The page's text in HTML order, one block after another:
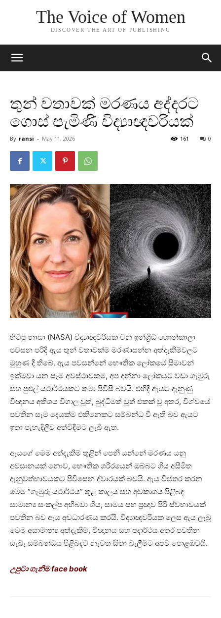
The Voice of Women
DISCOVER THE ART OF PUBLISHING
තුන් වතාවක් මරණය අද්දරට
ගොස් පැමිණි විද්‍යාඥවරියක්
By ransi - May 11, 2026 0
161
හිටපු නාසා (NASA) විද්‍යාඥවරියක වන ඉන්ග්‍රිඩ් හොන්කාලා
පවසන පරිදි ඇය තුන් වතාවක්ම මරණාසන්න අත්දැකීම්වලට
මුහුණ දී තිබේ. ඇය පවසන්නේ භෞතික ලෝකයේ සීමාවන්
ඉක්මවා යන සෑම අවස්ථාවකම, අප දන්නා ලෝකයට වඩා ගැඹුරු
සහ පුළුල් යථාර්ථයකට තමා පිවිසි බවයි. එහිදී ඇයට දැනුණු
විඥානය අතිශය විශාල වූත්, බුද්ධිමත් වූත් එකක් වූ අතර, විශ්වයේ
පවතින සෑම දෙයක්ම එකිනෙකට සම්බන්ධ වී ඇති බව ඇයට
ඉතා පැහැදිලිව අත්විඳීමට ලැබී ඇත.
ඇයගේ මෙම අත්දැකීම් තුළින් පෙනී යන්නේ මරණය යනු
අවසානයක් නොව, භෞතික ශරීරයෙන් ඔබ්බට ගිය අසීමිත
දැනුවත්භාවයකට පිවිසෙන ද්වාරයක් බවයි. ඇය විස්තර කරන
මෙම “ගැඹුරු යථාර්ථය” තුළ කාලය සහ අවකාශය පිළිබඳ
සාමාන්‍ය සංකල්ප අභිබවා ගිය, සාමය සහ ප්‍රඥාව පිරි ස්වභාවයක්
පවතින බව ඇය අවධාරණය කරයි. විද්‍යාඥවරියක ලෙස ඇය ලැබූ
මෙම අසාමාන්‍ය අත්දැකීම්, විඥානය සහ පදාර්ථය අතර පවතින
සැබෑ සම්බන්ධය පිළිබඳව නැවත සිතා බැලීමට අපව පොළඹවයි.
උපුටා ගැනීම face book